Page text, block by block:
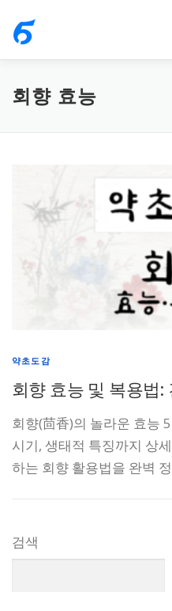
회향 효능
약초도감
회향 효능 및 복용법
회향(茴香)의 놀라운 효능
시기, 생태적 특징까지 상
하는 회향 활용법을 완벽
검색